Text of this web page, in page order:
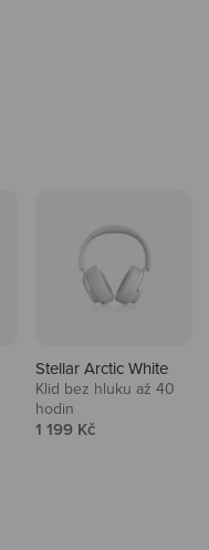
Stellar Arctic White
Klid bez hluku až 40
hodin
Prodejní cena
1 199 Kč